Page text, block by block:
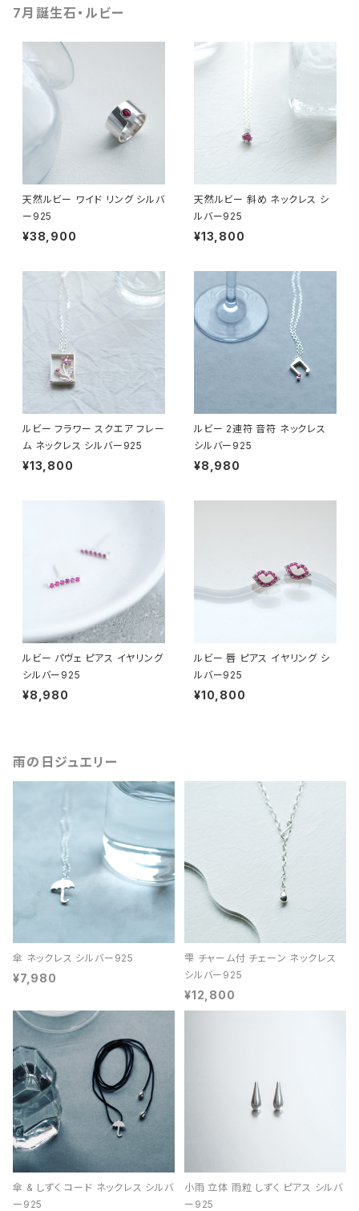
7月誕生石・ルビー
天然ルビー ワイド リング シルバ
ー925
¥38,900
天然ルビー 斜め ネックレス シ
ルバー925
¥13,800
ルビー フラワー スクエア フレー
ム ネックレス シルバー925
¥13,800
ルビー 2連符 音符 ネックレス
シルバー925
¥8,980
ルビー パヴェ ピアス イヤリング
シルバー925
¥8,980
ルビー 唇 ピアス イヤリング シ
ルバー925
¥10,800
雨の日ジュエリー
傘 ネックレス シルバー925
¥7,980
雫 チャーム付 チェーン ネックレス
シルバー925
¥12,800
傘 & しずく コード ネックレス シルバ
ー925
小雨 立体 雨粒 しずく ピアス シルバ
ー925